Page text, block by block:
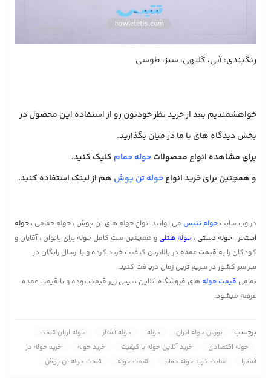
رنگبندی: آبی، گلبهی، سبز، طوسی
خواهشمندیم بعد از خرید نظر خودتون رو از استفاده این محصول در
بخش دیدگاه های با ما در میان بگذارید.
برای مشاهده انواع محصولاتحوله حمام کلیک کنید.
و همچنین برای خرید انواعحوله تن پوش هم از لینک استفاده کنید.
در وب سایت حوله تتیس می توانید انواع حوله های تن پوش ، حوله حمامی ، حوله
استخر ، حوله دستی ، حوله هتلی و همچنین ست کامل حوله برای بانوان ، آقایان و
کودکان را به قیمت عمده در بالاترین کیفیت خرید کرده و با ارسال رایگان در
سراسر کشور در سریع ترین زمان دریافت کنید.
تمامی قیمت حوله های فروشگاه آنلاین تتیس زیر قیمت بوده و با قیمت عمده
عرضه میشود.
برچسب: بورس حوله ایران حوله حوله آستارا
حوله ارزان قیمت
حوله اقتصادی
خرید آنلاین حوله با کیفیت خرید حوله
خرید حوله در
آستارا
سایت خرید حوله حمام قیمت حوله قیمت حوله تن پوش